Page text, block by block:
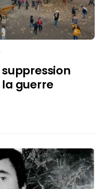
suppression
la guerre